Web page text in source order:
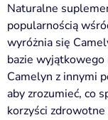
Naturalne
popularnością
wyróżnia się
bazie
Camelyn z innymi
aby zrozumieć, co
korzyści